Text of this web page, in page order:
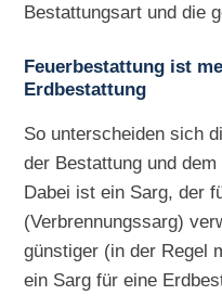
Bestattungsart und die
Feuerbestattung ist
Erdbestattung
So unterscheiden sich
der Bestattung und
Dabei ist ein Sarg, der
(Verbrennungssarg)
günstiger (in der Regel
ein Sarg für eine